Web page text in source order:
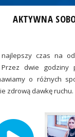
AKTYWNA
czas na
Przez dwie godziny
o różnych
zdrową dawkę